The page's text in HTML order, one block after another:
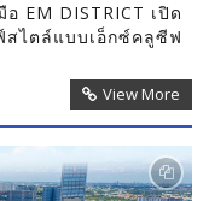
EM DISTRICT เปิด
สไตล์แบบเอ็กซ์คลูซีฟ
View More